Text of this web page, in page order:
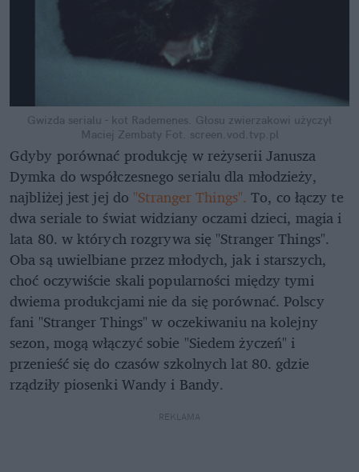
Gwizda serialu - kot Rademenes. Głosu zwierzakowi użyczył
Maciej Zembaty Fot. screen.vod.tvp.pl
Gdyby porównać produkcję w reżyserii Janusza
Dymka do współczesnego serialu dla młodzieży,
najbliżej jest jej do "Stranger Things". To, co łączy te
dwa seriale to świat widziany oczami dzieci, magia i
lata 80. w których rozgrywa się "Stranger Things".
Oba są uwielbiane przez młodych, jak i starszych,
choć oczywiście skali popularności między tymi
dwiema produkcjami nie da się porównać. Polscy
fani "Stranger Things" w oczekiwaniu na kolejny
sezon, mogą włączyć sobie "Siedem życzeń" i
przenieść się do czasów szkolnych lat 80. gdzie
rządziły piosenki Wandy i Bandy.
REKLAMA